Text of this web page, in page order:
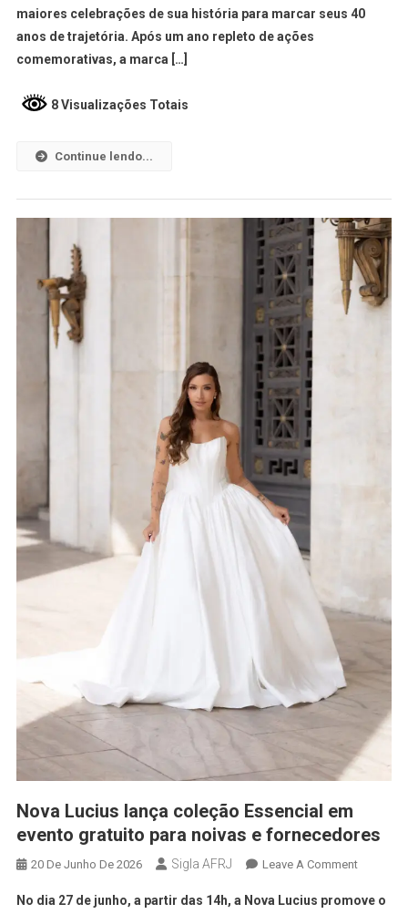
maiores celebrações de sua história para marcar seus 40
anos de trajetória. Após um ano repleto de ações
comemorativas, a marca […]
8 Visualizações Totais
Continue lendo...
Nova Lucius lança coleção Essencial em
evento gratuito para noivas e fornecedores
20 De Junho De 2026 Sigla AFRJ Leave A Comment
No dia 27 de junho, a partir das 14h, a Nova Lucius promove o